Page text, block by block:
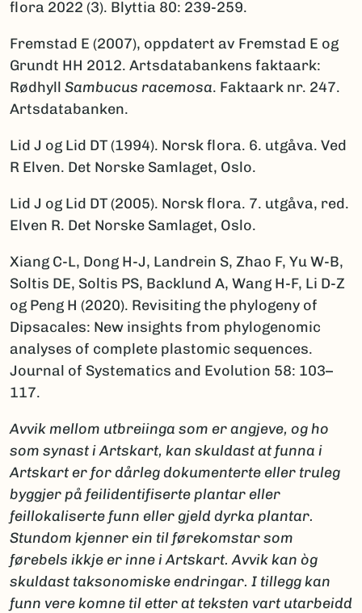
flora 2022 (3). Blyttia 80: 239-259.
Fremstad E (2007), oppdatert av Fremstad E og
Grundt HH 2012. Artsdatabankens faktaark:
Rødhyll Sambucus racemosa. Faktaark nr. 247.
Artsdatabanken.
Lid J og Lid DT (1994). Norsk flora. 6. utgåva. Ved
R Elven. Det Norske Samlaget, Oslo.
Lid J og Lid DT (2005). Norsk flora. 7. utgåva, red.
Elven R. Det Norske Samlaget, Oslo.
Xiang C-L, Dong H-J, Landrein S, Zhao F, Yu W-B,
Soltis DE, Soltis PS, Backlund A, Wang H-F, Li D-Z
og Peng H (2020). Revisiting the phylogeny of
Dipsacales: New insights from phylogenomic
analyses of complete plastomic sequences.
Journal of Systematics and Evolution 58: 103–
117.
Avvik mellom utbreiinga som er angjeve, og ho
som synast i Artskart, kan skuldast at funna i
Artskart er for dårleg dokumenterte eller truleg
byggjer på feilidentifiserte plantar eller
feillokaliserte funn eller gjeld dyrka plantar.
Stundom kjenner ein til førekomstar som
førebels ikkje er inne i Artskart. Avvik kan òg
skuldast taksonomiske endringar. I tillegg kan
funn vere komne til etter at teksten vart utarbeidd